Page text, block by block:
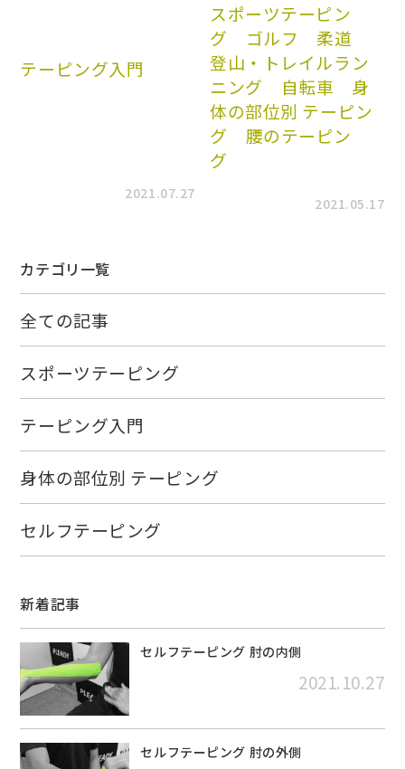
2021.07.27
テーピング入門
2021.05.17
スポーツテーピン
グ
ゴルフ
柔道
登山・トレイルラン
ニング
自転車
身
体の部位別 テーピン
グ
腰のテーピン
グ
カテゴリ一覧
全ての記事
スポーツテーピング
テーピング入門
身体の部位別 テーピング
セルフテーピング
新着記事
セルフテーピング 肘の内側
2021.10.27
セルフテーピング 肘の外側